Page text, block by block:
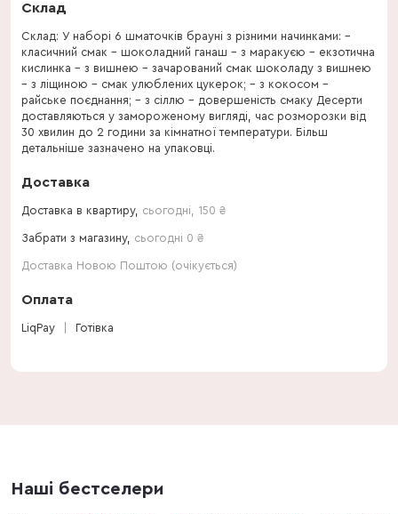
Склад
Склад: У наборі 6 шматочків брауні з різними начинками: –
класичний смак – шоколадний ганаш – з маракуєю – екзотична
кислинка – з вишнею – зачарований смак шоколаду з вишнею
– з ліщиною – смак улюблених цукерок; – з кокосом –
райське поєднання; – з сіллю – довершеність смаку Десерти
доставляються у замороженому вигляді, час розморозки від
30 хвилин до 2 години за кімнатної температури. Більш
детальніше зазначено на упаковці.
Доставка
Доставка в квартиру, сьогодні 150 ₴
Забрати з магазину, сьогодні 0 ₴
Доставка Новою Поштою (очікується)
Оплата
LiqPay Готівка
Наші бестселери